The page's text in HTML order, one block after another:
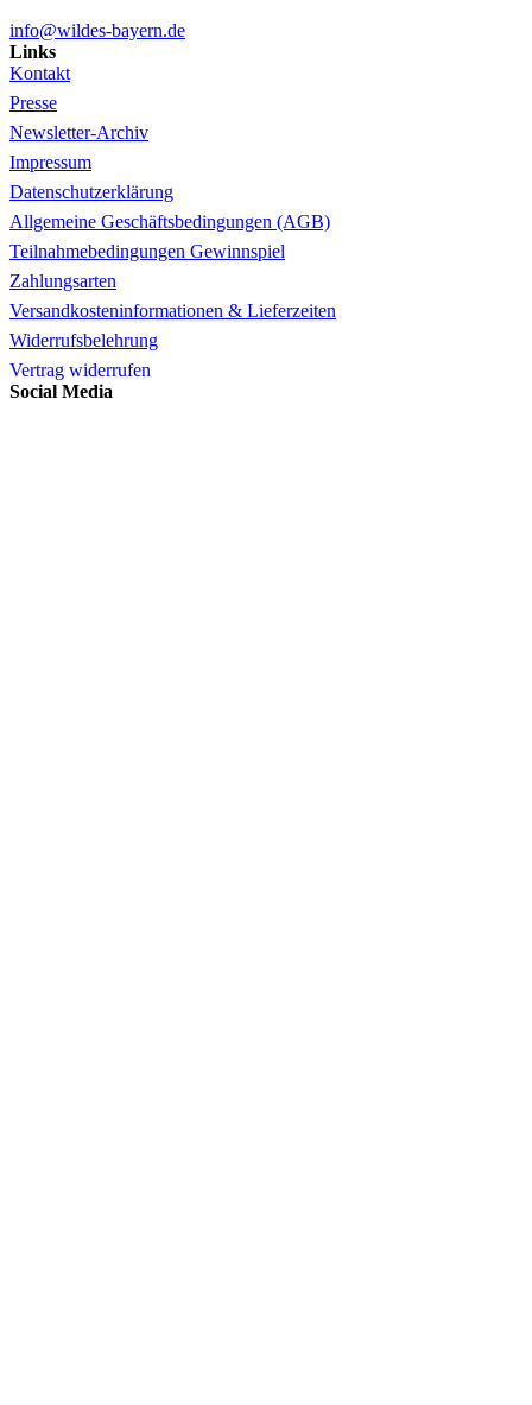
info@wildes-bayern.de
Links
Kontakt
Presse
Newsletter-Archiv
Impressum
Datenschutzerklärung
Allgemeine Geschäftsbedingungen (AGB)
Teilnahmebedingungen Gewinnspiel
Zahlungsarten
Versandkosteninformationen & Lieferzeiten
Widerrufsbelehrung
Vertrag widerrufen
Social Media